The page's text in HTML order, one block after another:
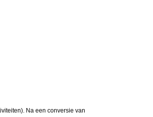
Na een conversie van